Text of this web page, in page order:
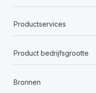
Productservices
Product bedrijfsgrootte
Bronnen